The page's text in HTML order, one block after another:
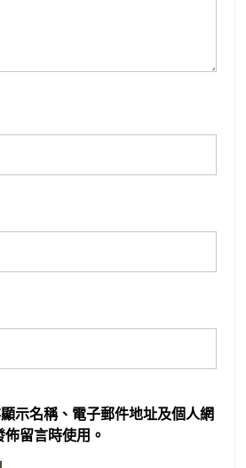
示名稱、電子郵件地址及個人網
留言時使用。